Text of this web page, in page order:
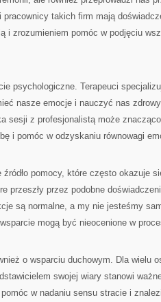
pracownicy takich firm mają
i zrozumieniem pomóc w podjęciu
psychologiczne. Terapeuci
nasze emocje i nauczyć nas
sesji z profesjonalistą może znacząco
i pomóc w odzyskaniu równowagi
źródło pomocy, które często okazuje
przeszły przez podobne
są normalne, a my nie jesteśmy
mogą być nieocenione w
o wsparciu duchowym. Dla wielu
swojej wiary stanowi
w nadaniu sensu stracie i